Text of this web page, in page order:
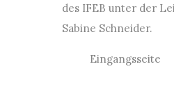
des IFEB unter der
Sabine Schneider.
Eingangsseite